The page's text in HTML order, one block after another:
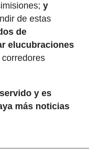
y
de estas
de
elucubraciones
y es
más noticias